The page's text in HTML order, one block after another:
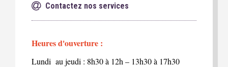
Contactez nos services
Heures d'ouverture :
Lundi au jeudi : 8h30 à 12h – 13h30 à 17h30